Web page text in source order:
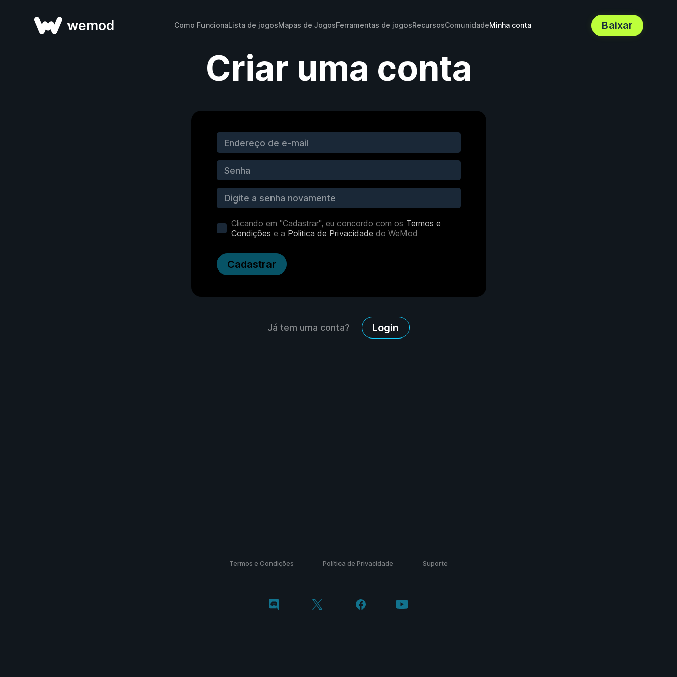
wemod Como FuncionaLista de jogosMapas de JogosFerramentas de jogosRecursosComunidadeMinha conta Baixar
Criar uma conta
Cadastrar
Clicando em "Cadastrar", eu concordo com os Termos e
Condições e a Política de Privacidade do WeMod
Já tem uma conta? Login
Termos e Condições Política de Privacidade Suporte